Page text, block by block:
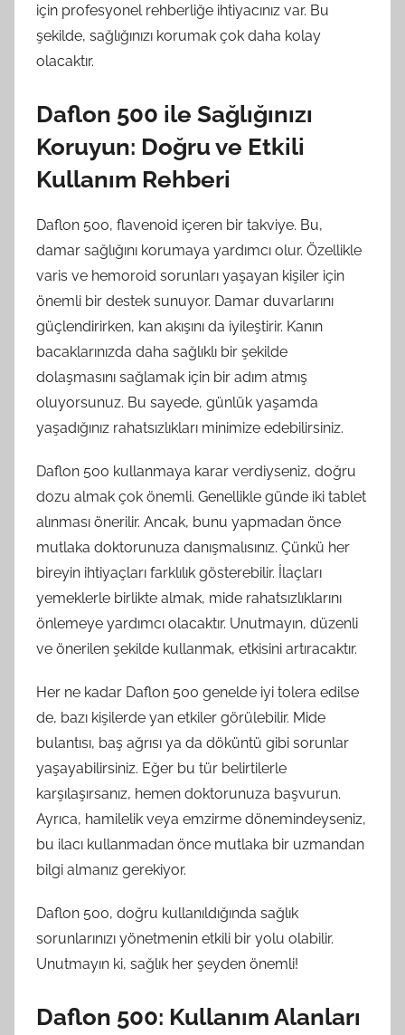
için profesyonel rehberliğe ihtiyacınız var. Bu
şekilde, sağlığınızı korumak çok daha kolay
olacaktır.
Daflon 500 ile Sağlığınızı
Koruyun: Doğru ve Etkili
Kullanım Rehberi
Daflon 500, flavenoid içeren bir takviye. Bu,
damar sağlığını korumaya yardımcı olur. Özellikle
varis ve hemoroid sorunları yaşayan kişiler için
önemli bir destek sunuyor. Damar duvarlarını
güçlendirirken, kan akışını da iyileştirir. Kanın
bacaklarınızda daha sağlıklı bir şekilde
dolaşmasını sağlamak için bir adım atmış
oluyorsunuz. Bu sayede, günlük yaşamda
yaşadığınız rahatsızlıkları minimize edebilirsiniz.
Daflon 500 kullanmaya karar verdiyseniz, doğru
dozu almak çok önemli. Genellikle günde iki tablet
alınması önerilir. Ancak, bunu yapmadan önce
mutlaka doktorunuza danışmalısınız. Çünkü her
bireyin ihtiyaçları farklılık gösterebilir. İlaçları
yemeklerle birlikte almak, mide rahatsızlıklarını
önlemeye yardımcı olacaktır. Unutmayın, düzenli
ve önerilen şekilde kullanmak, etkisini artıracaktır.
Her ne kadar Daflon 500 genelde iyi tolera edilse
de, bazı kişilerde yan etkiler görülebilir. Mide
bulantısı, baş ağrısı ya da döküntü gibi sorunlar
yaşayabilirsiniz. Eğer bu tür belirtilerle
karşılaşırsanız, hemen doktorunuza başvurun.
Ayrıca, hamilelik veya emzirme dönemindeyseniz,
bu ilacı kullanmadan önce mutlaka bir uzmandan
bilgi almanız gerekiyor.
Daflon 500, doğru kullanıldığında sağlık
sorunlarınızı yönetmenin etkili bir yolu olabilir.
Unutmayın ki, sağlık her şeyden önemli!
Daflon 500: Kullanım Alanları